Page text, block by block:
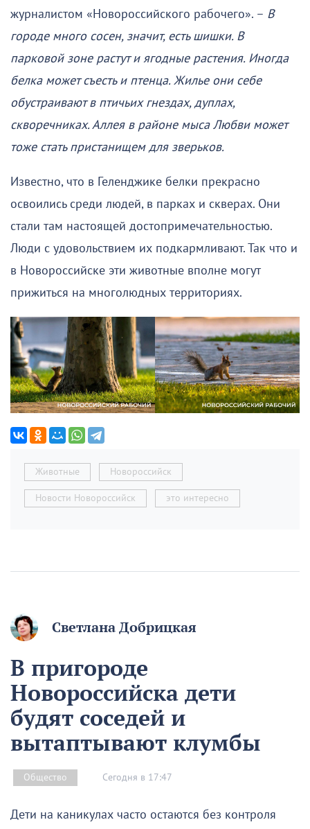
журналистом «Новороссийского рабочего». – В
городе много сосен, значит, есть шишки. В
парковой зоне растут и ягодные растения. Иногда
белка может съесть и птенца. Жилье они себе
обустраивают в птичьих гнездах, дуплах,
скворечниках. Аллея в районе мыса Любви может
тоже стать пристанищем для зверьков.
Известно, что в Геленджике белки прекрасно
освоились среди людей, в парках и скверах. Они
стали там настоящей достопримечательностью.
Люди с удовольствием их подкармливают. Так что и
в Новороссийске эти животные вполне могут
прижиться на многолюдных территориях.
Животные Новороссийск
Новости Новороссийск это интересно
Светлана Добрицкая
В пригороде
Новороссийска дети
будят соседей и
вытаптывают клумбы
Общество Сегодня в 17:47
Дети на каникулах часто остаются без контроля